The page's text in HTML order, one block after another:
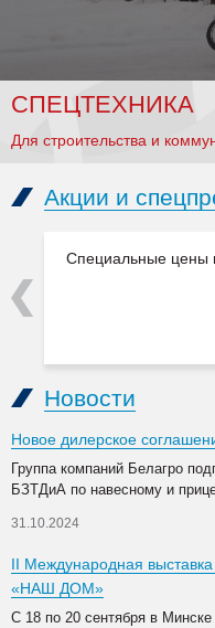
СПЕЦТЕХНИКА
Для строительства и
Акции и
Специальные цены
Previous
Новости
Новое дилерское
Группа компаний Белагро
БЗТДиА по навесному и
31.10.2024
II Международная
«НАШ ДОМ»
С 18 по 20 сентября в